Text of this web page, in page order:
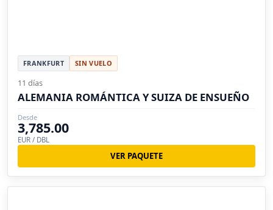
FRANKFURT SIN VUELO
11 días
ALEMANIA ROMÁNTICA Y SUIZA DE ENSUEÑO
Desde
3,785.00
EUR / DBL
VER PAQUETE